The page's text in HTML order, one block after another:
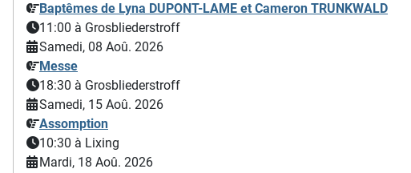
Baptêmes de Lyna DUPONT-LAME et Cameron TRUNKWALD
11:00 à Grosbliederstroff
Samedi, 08 Aoû. 2026
Messe
18:30 à Grosbliederstroff
Samedi, 15 Aoû. 2026
Assomption
10:30 à Lixing
Mardi, 18 Aoû. 2026